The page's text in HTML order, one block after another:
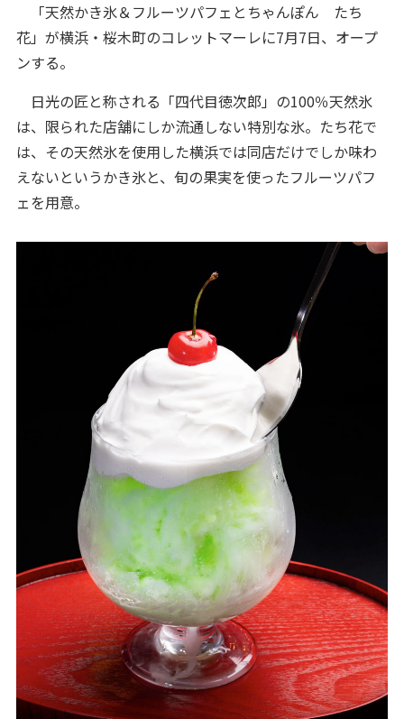
「天然かき氷＆フルーツパフェとちゃんぽん たち
花」が横浜・桜木町のコレットマーレに7月7日、オープ
ンする。
日光の匠と称される「四代目徳次郎」の100％天然氷
は、限られた店舗にしか流通しない特別な氷。たち花で
は、その天然氷を使用した横浜では同店だけでしか味わ
えないというかき氷と、旬の果実を使ったフルーツパフ
ェを用意。